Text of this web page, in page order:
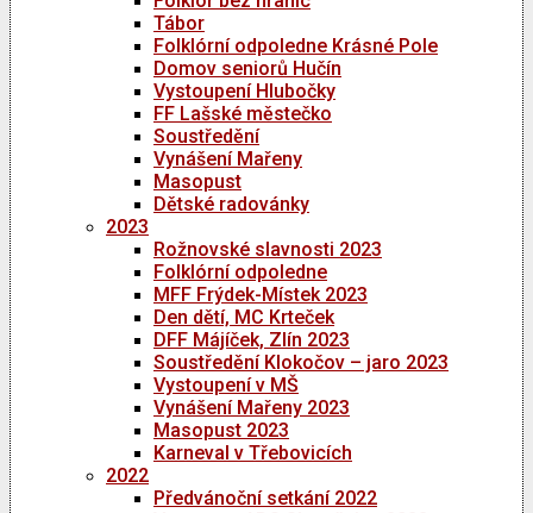
Tábor
Folklórní odpoledne Krásné Pole
Domov seniorů Hučín
Vystoupení Hlubočky
FF Lašské městečko
Soustředění
Vynášení Mařeny
Masopust
Dětské radovánky
2023
Rožnovské slavnosti 2023
Folklórní odpoledne
MFF Frýdek-Místek 2023
Den dětí, MC Krteček
DFF Májíček, Zlín 2023
Soustředění Klokočov – jaro 2023
Vystoupení v MŠ
Vynášení Mařeny 2023
Masopust 2023
Karneval v Třebovicích
2022
Předvánoční setkání 2022